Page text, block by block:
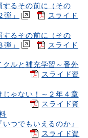
るその前に（その
」
スライド
るその前に（その
」
スライド
ルと補充学習～番外
スライド資
ゃない！～２年４章
スライド資
つでもいえるのか』
スライド資